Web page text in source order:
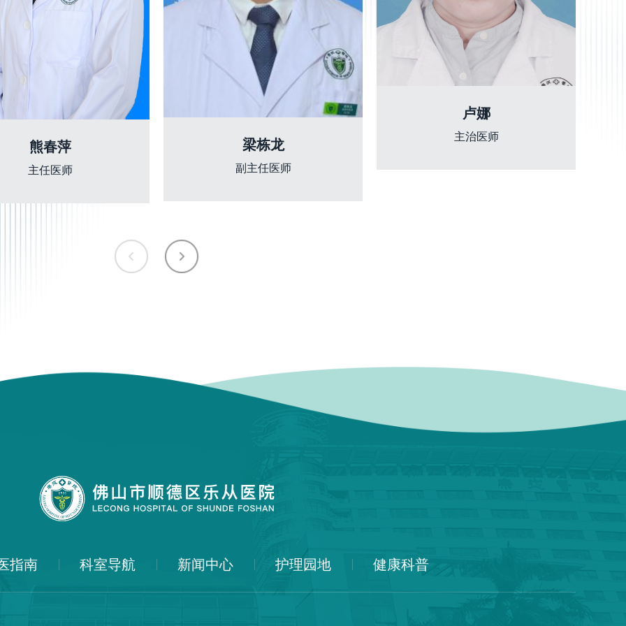
熊春萍
主任医师
梁栋龙
副主任医师
卢娜
主治医师
指南 科室导航 新闻中心 护理园地 健康科普